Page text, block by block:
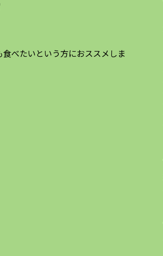
べたいという方におススメしま